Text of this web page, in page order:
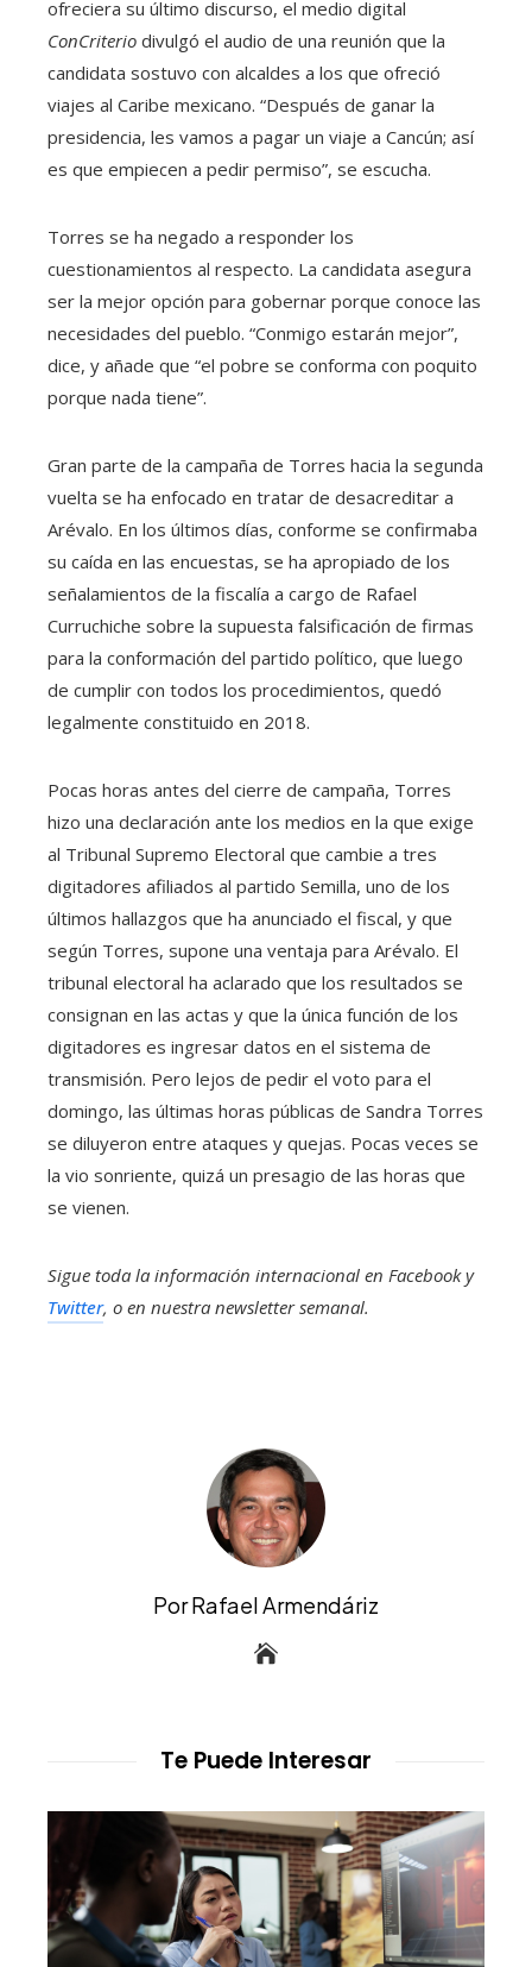
ofreciera su último discurso, el medio digital
ConCriterio divulgó el audio de una reunión que la
candidata sostuvo con alcaldes a los que ofreció
viajes al Caribe mexicano. “Después de ganar la
presidencia, les vamos a pagar un viaje a Cancún; así
es que empiecen a pedir permiso”, se escucha.
Torres se ha negado a responder los
cuestionamientos al respecto. La candidata asegura
ser la mejor opción para gobernar porque conoce las
necesidades del pueblo. “Conmigo estarán mejor”,
dice, y añade que “el pobre se conforma con poquito
porque nada tiene”.
Gran parte de la campaña de Torres hacia la segunda
vuelta se ha enfocado en tratar de desacreditar a
Arévalo. En los últimos días, conforme se confirmaba
su caída en las encuestas, se ha apropiado de los
señalamientos de la fiscalía a cargo de Rafael
Curruchiche sobre la supuesta falsificación de firmas
para la conformación del partido político, que luego
de cumplir con todos los procedimientos, quedó
legalmente constituido en 2018.
Pocas horas antes del cierre de campaña, Torres
hizo una declaración ante los medios en la que exige
al Tribunal Supremo Electoral que cambie a tres
digitadores afiliados al partido Semilla, uno de los
últimos hallazgos que ha anunciado el fiscal, y que
según Torres, supone una ventaja para Arévalo. El
tribunal electoral ha aclarado que los resultados se
consignan en las actas y que la única función de los
digitadores es ingresar datos en el sistema de
transmisión. Pero lejos de pedir el voto para el
domingo, las últimas horas públicas de Sandra Torres
se diluyeron entre ataques y quejas. Pocas veces se
la vio sonriente, quizá un presagio de las horas que
se vienen.
Sigue toda la información internacional en Facebooky
Twitter, o en nuestra newsletter semanal.
Por Rafael Armendáriz
Te Puede Interesar